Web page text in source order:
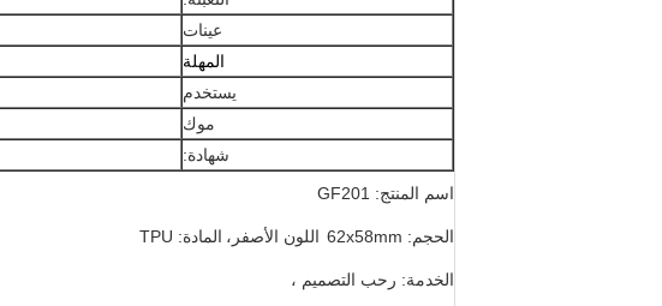
عينات
المهلة
يستخدم
موك
شهادة:
اسم المنتج: GF201
الحجم: 62x58mm اللون الأصفر، المادة: TPU
الخدمة: رحب التصميم ،